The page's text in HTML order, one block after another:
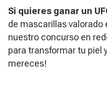
Si quieres ganar un
de mascarillas valorado
nuestro concurso en
para transformar tu piel
mereces!